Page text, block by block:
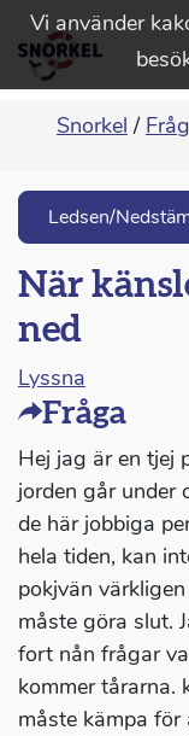
Vi använder
Snorkel /
Ledsen/
När
ned
Lyssna
Fråga
Hej jag är en tjej
jorden går under
de här jobbiga
hela tiden, kan
pokjvän
måste göra slut.
fort nån frågar
kommer tårarna.
måste kämpa för